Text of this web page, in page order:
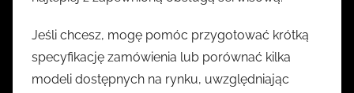
Jeśli chcesz, mogę pomóc przygotować krótką
specyfikację zamówienia lub porównać kilka
modeli dostępnych na rynku, uwzględniając